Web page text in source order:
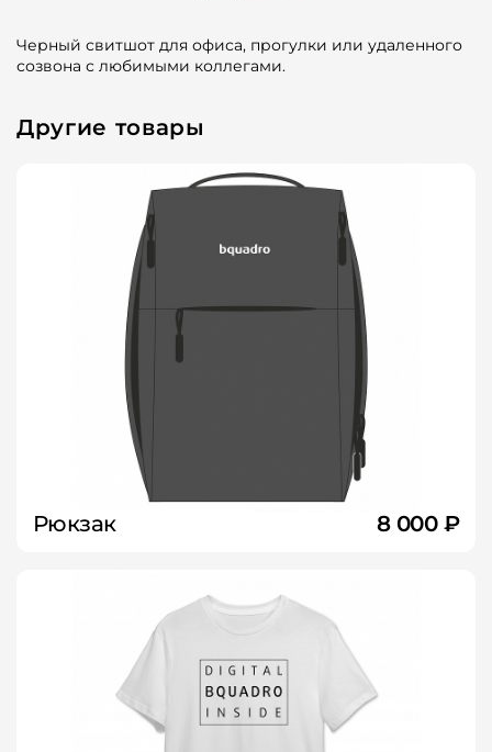
Черный свитшот для офиса, прогулки или удаленного
созвона с любимыми коллегами.
Другие товары
Рюкзак 8 000 ₽